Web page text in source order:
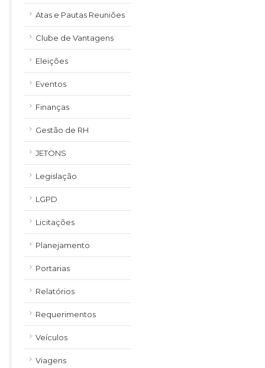
Atas e Pautas Reuniões
Clube de Vantagens
Eleições
Eventos
Finanças
Gestão de RH
JETONS
Legislação
LGPD
Licitações
Planejamento
Portarias
Relatórios
Requerimentos
Veículos
Viagens